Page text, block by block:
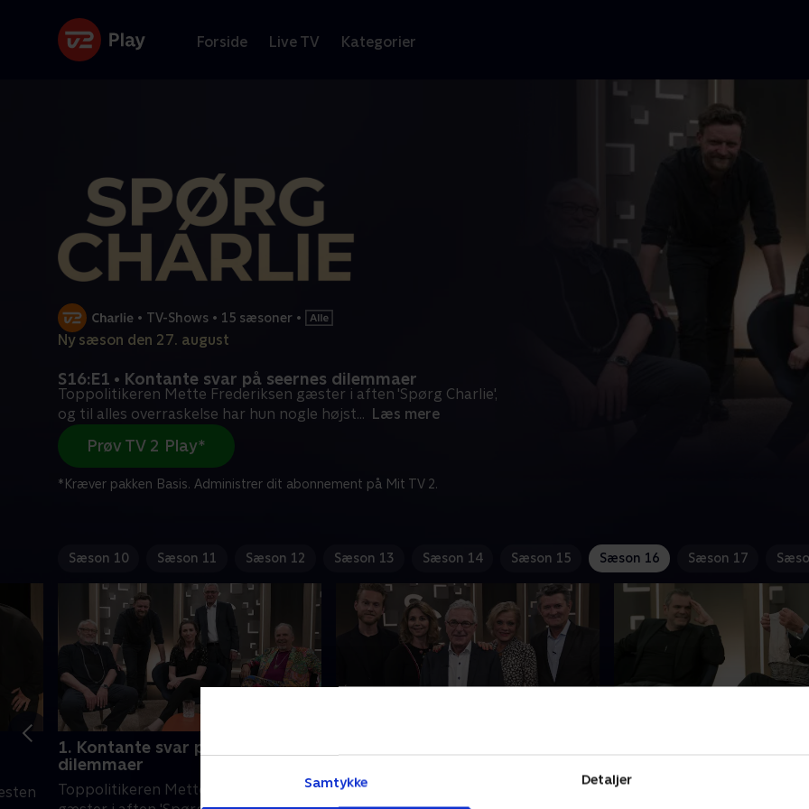
Samtykke Detaljer
Forside Live TV Kategorier
• TV-Shows • 15 sæsoner •
Ny sæson den 27. august
S16:E1 • Kontante svar på seernes dilemmaer
Toppolitikeren Mette Frederiksen gæster i aften 'Spørg Charlie',
og til alles overraskelse har hun nogle højst... Læs mere
Prøv TV 2 Play*
*Kræver pakken Basis. Administrer dit abonnement på Mit TV 2.
Sæson 10 Sæson 11 Sæson 12 Sæson 13 Sæson 14 Sæson 15 Sæson 16 Sæson 17
1. Kontante svar på seernes
dilemmaer
Toppolitikeren Mette Frederiksen
Endnu en gang står Michael
Et aldeles oplagt panel